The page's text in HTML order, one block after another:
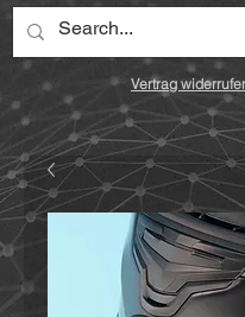
Vertrag